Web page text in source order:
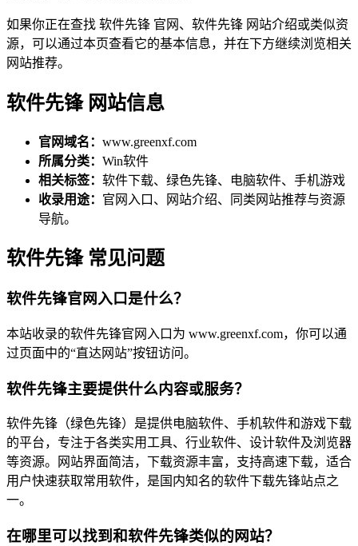
如果你正在查找 软件先锋 官网、软件先锋 网站介绍或类似资
源，可以通过本页查看它的基本信息，并在下方继续浏览相关
网站推荐。
软件先锋 网站信息
官网域名： www.greenxf.com
所属分类： Win软件
相关标签： 软件下载、绿色先锋、电脑软件、手机游戏
收录用途： 官网入口、网站介绍、同类网站推荐与资源
导航。
软件先锋 常见问题
软件先锋官网入口是什么？
本站收录的软件先锋官网入口为 www.greenxf.com，你可以通
过页面中的“直达网站”按钮访问。
软件先锋主要提供什么内容或服务？
软件先锋（绿色先锋）是提供电脑软件、手机软件和游戏下载
的平台，专注于各类实用工具、行业软件、设计软件及浏览器
等资源。网站界面简洁，下载资源丰富，支持高速下载，适合
用户快速获取常用软件，是国内知名的软件下载先锋站点之
一。
在哪里可以找到和软件先锋类似的网站？